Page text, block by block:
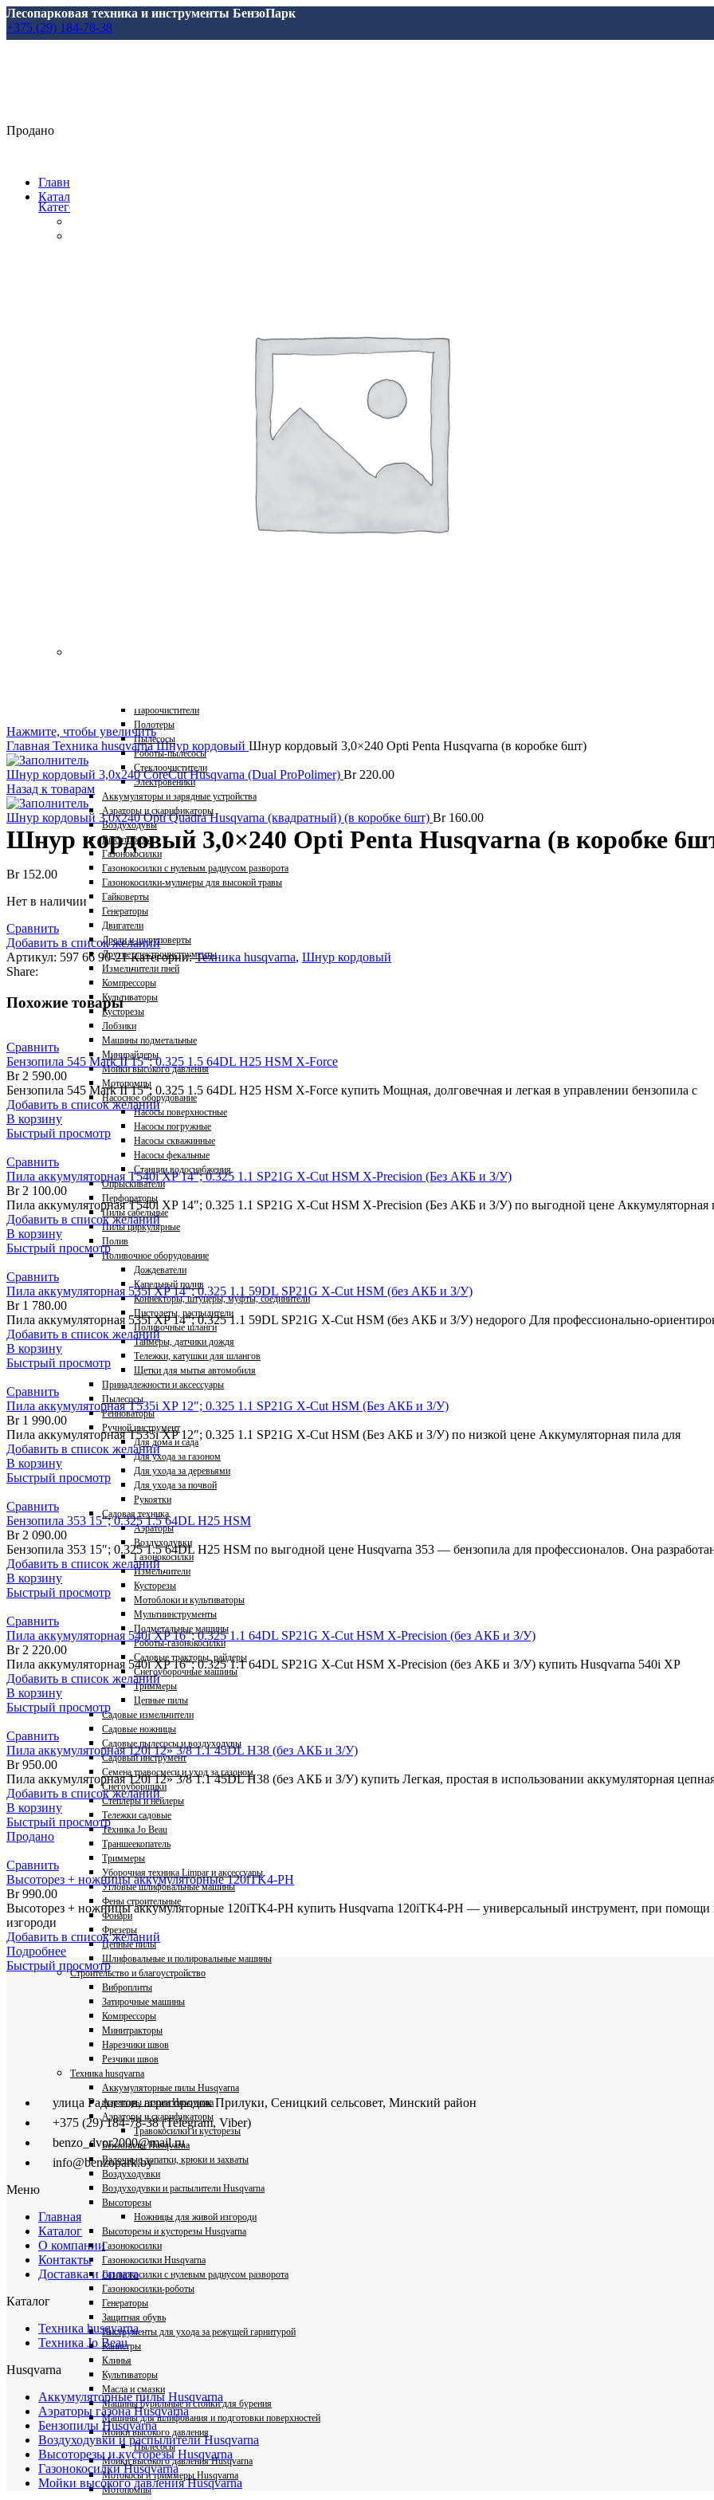
Лесопарковая техника и инструменты БензоПарк
+375 (29) 184-78-38
Главная
Каталог
Категории
для Мотоблоков и Культиваторов
Пароочистители
Полотеры
Пылесосы
Роботы-пылесосы
Стеклоочистители
Электровеники
Аккумуляторы и зарядные устройства
Аэраторы и скарификаторы
Воздуходувы
Высоторезы
Газонокосилки
Газонокосилки с нулевым радиусом разворота
Газонокосилки-мульчеры для высокой травы
Гайковерты
Генераторы
Двигатели
Дрели и шуруповерты
Другие электроинструменты
Измельчители пней
Компрессоры
Культиваторы
Кусторезы
Лобзики
Машины подметальные
Минирайдеры
Мойки высокого давления
Мотопомпы
Насосное оборудование
Насосы поверхностные
Насосы погружные
Насосы скважинные
Насосы фекальные
Станции водоснабжения
Опрыскиватели
Перфораторы
Пилы сабельные
Пилы циркулярные
Полив
Поливочное оборудование
Дождеватели
Капельный полив
Коннекторы, штуцеры, муфты, соединители
Пистолеты, распылители
Поливочные шланги
Таймеры, датчики дождя
Тележки, катушки для шлангов
Щетки для мытья автомобиля
Принадлежности и аксессуары
Пылесосы
Ренноваторы
Ручной инструмент
Для дома и сада
Для ухода за газоном
Для ухода за деревьями
Для ухода за почвой
Рукоятки
Садовая техника
Аэраторы
Воздуходувки
Газонокосилки
Измельчители
Кусторезы
Мотоблоки и культиваторы
Мультиинструменты
Подметальные машины
Роботы-газонокосилки
Садовые тракторы, райдеры
Снегоуборочные машины
Триммеры
Цепные пилы
Садовые измельчители
Садовые ножницы
Садовые пылесосы и воздуходувы
Садовый инструмент
Семена травосмеси и уход за газоном
Снегоуборщики
Степлеры и нейлеры
Тележки садовые
Техника Jo Beau
Траншеекопатель
Триммеры
Уборочная техника Limpar и аксессуары
Угловые шлифовальные машины
Фены строительные
Фонари
Фрезеры
Цепные пилы
Шлифовальные и полировальные машины
Строительство и благоустройство
Виброплиты
Затирочные машины
Компрессоры
Минитракторы
Нарезчики швов
Резчики швов
Техника husqvarna
Аккумуляторные пилы Husqvarna
Аэраторы газона Husqvarna
Аэраторы и скарификаторы
Травокосилки и кусторезы
Бензопилы Husqvarna
Валочные лопатки, крюки и захваты
Воздуходувки
Воздуходувки и распылители Husqvarna
Высоторезы
Ножницы для живой изгороди
Высоторезы и кусторезы Husqvarna
Газонокосилки
Газонокосилки Husqvarna
Газонокосилки с нулевым радиусом разворота
Газонокосилки-роботы
Генераторы
Защитная обувь
Инструменты для ухода за режущей гарнитурой
Канистры
Клинья
Культиваторы
Масла и смазки
Машины бурильные и стойки для бурения
Машины для шлифования и подготовки поверхностей
Мойки высокого давления
Пылесосы
Мойки высокого давления Husqvarna
Мотокосы и триммеры Husqvarna
Мотопомпы
Продано
Нажмите, чтобы увеличить
Главная Техника husqvarnaШнур кордовый Шнур кордовый 3,0×240 Opti Penta Husqvarna (в коробке 6шт)
Шнур кордовый 3,0x240 CoreCut Husqvarna (Dual ProPolimer) Br220.00
Назад к товарам
Шнур кордовый 3,0x240 Opti Quadra Husqvarna (квадратный) (в коробке 6шт) Br160.00
Шнур кордовый 3,0×240 Opti Penta Husqvarna (в коробке
Br152.00
Нет в наличии
Сравнить
Добавить в список желаний
Артикул: 597 66 90-21Категории: Техника husqvarna, Шнур кордовый
Share:
Похожие товары
Сравнить
Бензопила 545 Mark II 15″; 0.325 1.5 64DL H25 HSM X-Force
Br2 590.00
Бензопила 545 Mark II 15″; 0.325 1.5 64DL H25 HSM X-Force купить Мощная, долговечная и легкая в управлении бензопила с
Добавить в список желаний
В корзину
Быстрый просмотр
Сравнить
Пила аккумуляторная T540i XP 14″; 0.325 1.1 SP21G X-Cut HSM X-Precision (Без АКБ и З/У)
Br2 100.00
Пила аккумуляторная T540i XP 14″; 0.325 1.1 SP21G X-Cut HSM X-Precision (Без АКБ и З/У) по выгодной цене Аккумуляторная
Добавить в список желаний
В корзину
Быстрый просмотр
Сравнить
Пила аккумуляторная 535i XP 14″; 0.325 1.1 59DL SP21G X-Cut HSM (без АКБ и З/У)
Br1 780.00
Пила аккумуляторная 535i XP 14″; 0.325 1.1 59DL SP21G X-Cut HSM (без АКБ и З/У) недорого Для профессионально-
Добавить в список желаний
В корзину
Быстрый просмотр
Сравнить
Пила аккумуляторная T535i XP 12″; 0.325 1.1 SP21G X-Cut HSM (Без АКБ и З/У)
Br1 990.00
Пила аккумуляторная T535i XP 12″; 0.325 1.1 SP21G X-Cut HSM (Без АКБ и З/У) по низкой цене Аккумуляторная пила для
Добавить в список желаний
В корзину
Быстрый просмотр
Сравнить
Бензопила 353 15″; 0.325 1.5 64DL H25 HSM
Br2 090.00
Бензопила 353 15″; 0.325 1.5 64DL H25 HSM по выгодной цене Husqvarna 353 — бензопила для профессионалов. Она
Добавить в список желаний
В корзину
Быстрый просмотр
Сравнить
Пила аккумуляторная 540i XP 16″; 0.325 1.1 64DL SP21G X-Cut HSM X-Precision (без АКБ и З/У)
Br2 220.00
Пила аккумуляторная 540i XP 16″; 0.325 1.1 64DL SP21G X-Cut HSM X-Precision (без АКБ и З/У) купить Husqvarna 540i XP
Добавить в список желаний
В корзину
Быстрый просмотр
Сравнить
Пила аккумуляторная 120i 12» 3/8 1.1 45DL H38 (без АКБ и З/У)
Br950.00
Пила аккумуляторная 120i 12» 3/8 1.1 45DL H38 (без АКБ и З/У) купить Легкая, простая в использовании аккумуляторная
Добавить в список желаний
В корзину
Быстрый просмотр
Продано
Сравнить
Высоторез + ножницы аккумуляторные 120iTK4-PH
Br990.00
Высоторез + ножницы аккумуляторные 120iTK4-PH купить Husqvarna 120iTK4-PH — универсальный инструмент, при помощи
изгороди
Добавить в список желаний
Подробнее
Быстрый просмотр
улица Радистов, агрогородок Прилуки, Сеницкий сельсовет, Минский район
+375 (29) 184-78-38 (Telegram, Viber)
benzo_dvor2000@mail.ru
info@benzopark.by
Меню
Главная
Каталог
О компании
Контакты
Доставка и оплата
Каталог
Техника husqvarna
Техника Jo Beau
Husqvarna
Аккумуляторные пилы Husqvarna
Аэраторы газона Husqvarna
Бензопилы Husqvarna
Воздуходувки и распылители Husqvarna
Высоторезы и кусторезы Husqvarna
Газонокосилки Husqvarna
Мойки высокого давления Husqvarna